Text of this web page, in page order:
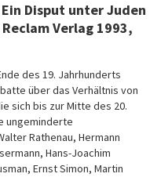
Disput unter Juden
Verlag 1993,
des 19. Jahrhunderts
über das Verhältnis von
sich bis zur Mitte des 20.
ungeminderte
Rathenau, Hermann
Hans-Joachim
Ernst Simon, Martin